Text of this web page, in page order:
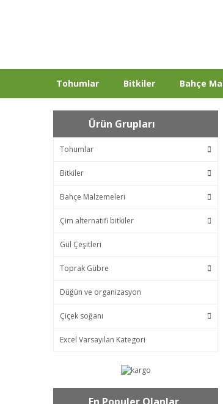
Tohumlar Bitkiler Bahçe
Ürün Grupları
Tohumlar
Bitkiler
Bahçe Malzemeleri
Çim alternatifi bitkiler
Gül Çeşitleri
Toprak Gübre
Düğün ve organizasyon
Çiçek soğanı
Excel Varsayılan Kategori